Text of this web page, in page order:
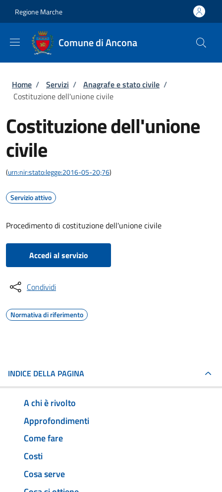
Regione Marche
Comune di Ancona
Briciole di pane
Home / Servizi / Anagrafe e stato civile /
Costituzione dell'unione civile
Costituzione dell'unione
civile
(urn:nir:stato:legge:2016-05-20;76)
Servizio attivo
Procedimento di costituzione dell'unione civile
Accedi al servizio
Condividi
Normativa di riferimento
INDICE DELLA PAGINA
A chi è rivolto
Approfondimenti
Come fare
Costi
Cosa serve